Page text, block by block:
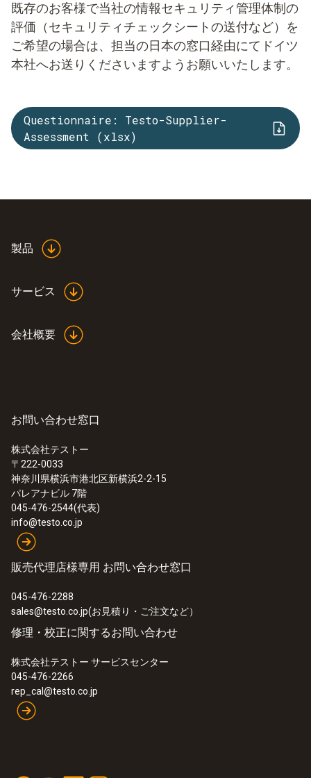
既存のお客様で当社の情報セキュリティ管理体制の
評価（セキュリティチェックシートの送付など）を
ご希望の場合は、担当の日本の窓口経由にてドイツ
本社へお送りくださいますようお願いいたします。
Questionnaire: Testo-Supplier-
Assessment (xlsx)
製品
サービス
会社概要
お問い合わせ窓口
株式会社テストー
〒222-0033
神奈川県横浜市港北区新横浜2-2-15
パレアナビル 7階
045-476-2544(代表)
info@testo.co.jp
販売代理店様専用 お問い合わせ窓口
045-476-2288
sales@testo.co.jp(お見積り・ご注文など）
修理・校正に関するお問い合わせ
株式会社テストー サービスセンター
045-476-2266
rep_cal@testo.co.jp